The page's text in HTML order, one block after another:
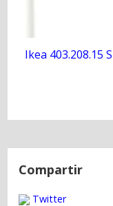
Ikea 403.208.15
N
Compartir
Twitter